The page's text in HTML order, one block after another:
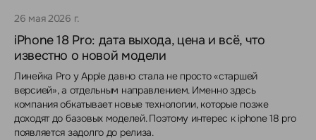
26 мая 2026 г.
iPhone 18 Pro: дата выхода, цена и всё, что
известно о новой модели
Линейка Pro у Apple давно стала не просто «старшей
версией», а отдельным направлением. Именно здесь
компания обкатывает новые технологии, которые позже
доходят до базовых моделей. Поэтому интерес к iphone 18 pro
появляется задолго до релиза.